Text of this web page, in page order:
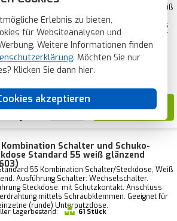
Erlebnis zu bieten,
für Websiteanalysen und
Weitere Informationen finden
. Möchten Sie nur
Klicken Sie dann hier.
akzeptieren
Standard 55 Kombination Schalter/Steckdose, Weiß
Ausführung Schalter: Serienschalter.
Steckdose: ohne Schutzkontakt. Anschluss
mittels Schraubklemmen. Geeignet für
(runde) Unterputzdose.
Lagerbestand:
23 Stück
Lieferzeit:
24,99
Kombination Schalter und Schuko-
Standard 55 weiß glänzend
55 Kombination Schalter/Steckdose, Weiß
Ausführung Schalter: Wechselschalter.
Steckdose: mit Schutzkontakt. Anschluss
mittels Schraubklemmen. Geeignet für
(runde) Unterputzdose.
Lagerbestand:
61 Stück